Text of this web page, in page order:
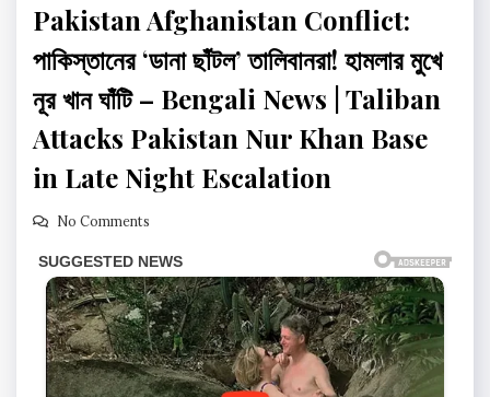
Pakistan Afghanistan Conflict:
পাকিস্তানের ‘ডানা ছাঁটল’ তালিবানরা! হামলার মুখে
নূর খান ঘাঁটি – Bengali News | Taliban
Attacks Pakistan Nur Khan Base
in Late Night Escalation
No Comments